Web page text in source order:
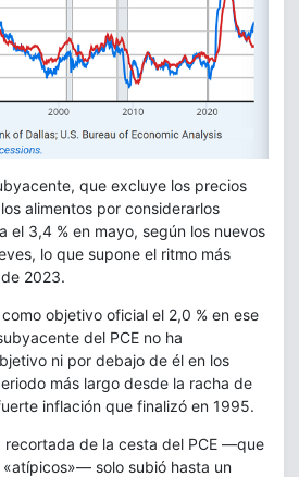
que excluye los precios
alimentos por considerarlos
el 3,4 % en mayo, según los nuevos
lo que supone el ritmo más
2023.
objetivo oficial el 2,0 % en ese
del PCE no ha
ni por debajo de él en los
más largo desde la racha de
inflación que finalizó en 1995.
recortada de la cesta del PCE —que
solo subió hasta un